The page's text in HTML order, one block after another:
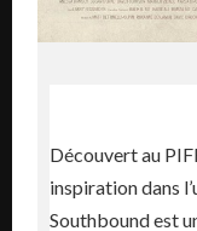
Découvert au
inspiration dans
Southbound est